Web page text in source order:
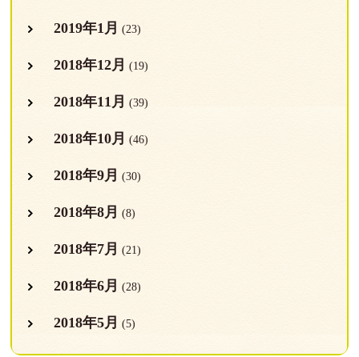
2019年1月 (23)
2018年12月 (19)
2018年11月 (39)
2018年10月 (46)
2018年9月 (30)
2018年8月 (8)
2018年7月 (21)
2018年6月 (28)
2018年5月 (5)